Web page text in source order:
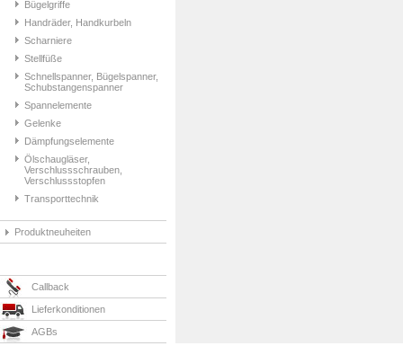
Bügelgriffe
Handräder, Handkurbeln
Scharniere
Stellfüße
Schnellspanner, Bügelspanner,
Schubstangenspanner
Spannelemente
Gelenke
Dämpfungselemente
Ölschaugläser,
Verschlussschrauben,
Verschlussstopfen
Transporttechnik
Produktneuheiten
Callback
Lieferkonditionen
AGBs